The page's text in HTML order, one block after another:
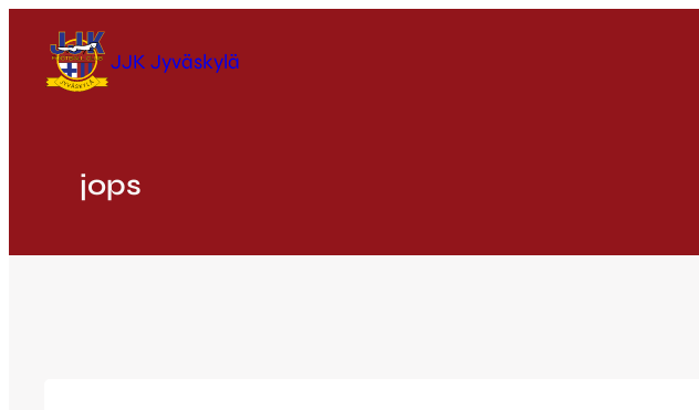
sisältöön
JJK Jyväskylä
jops